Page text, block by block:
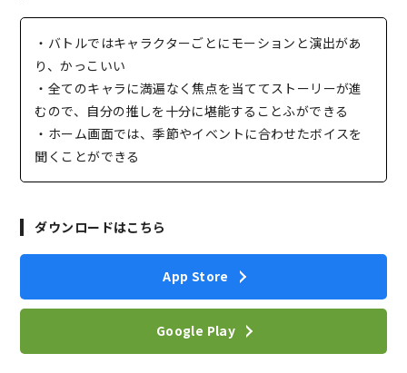
・バトルではキャラクターごとにモーションと演出があ
り、かっこいい
・全てのキャラに満遍なく焦点を当ててストーリーが進
むので、自分の推しを十分に堪能することふができる
・ホーム画面では、季節やイベントに合わせたボイスを
聞くことができる
ダウンロードはこちら
App Store
Google Play